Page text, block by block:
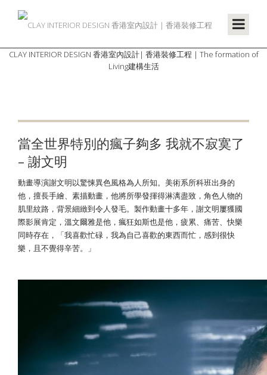
CLAY INTERIOR DESIGN 香港室內設計| 香港裝修工程 | The formation of
Living建構生活
當全世界特別的瘋子夠多 我就不寂寞了
– 謝文明
動畫導演謝文明以驚悚異色風格為人所知。美術系所科班出身的
他，擅長手繪、素描動畫，他將所學發揮得淋漓盡致，角色人物的
肌里紋路，背景細緻到令人發毛。製作動畫十多年，謝文明屢獲國
際影展肯定，溫文爾雅是他，瘋狂如斯也是他，疲累、痛苦、快樂
同時存在，「我喜歡忙碌，我為自己喜歡的東西而忙，感到很快
樂，且不覺得辛苦。」